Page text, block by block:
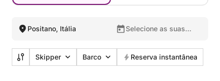
Positano, Itália
Selecione as suas
Skipper Barco Reserva instantânea